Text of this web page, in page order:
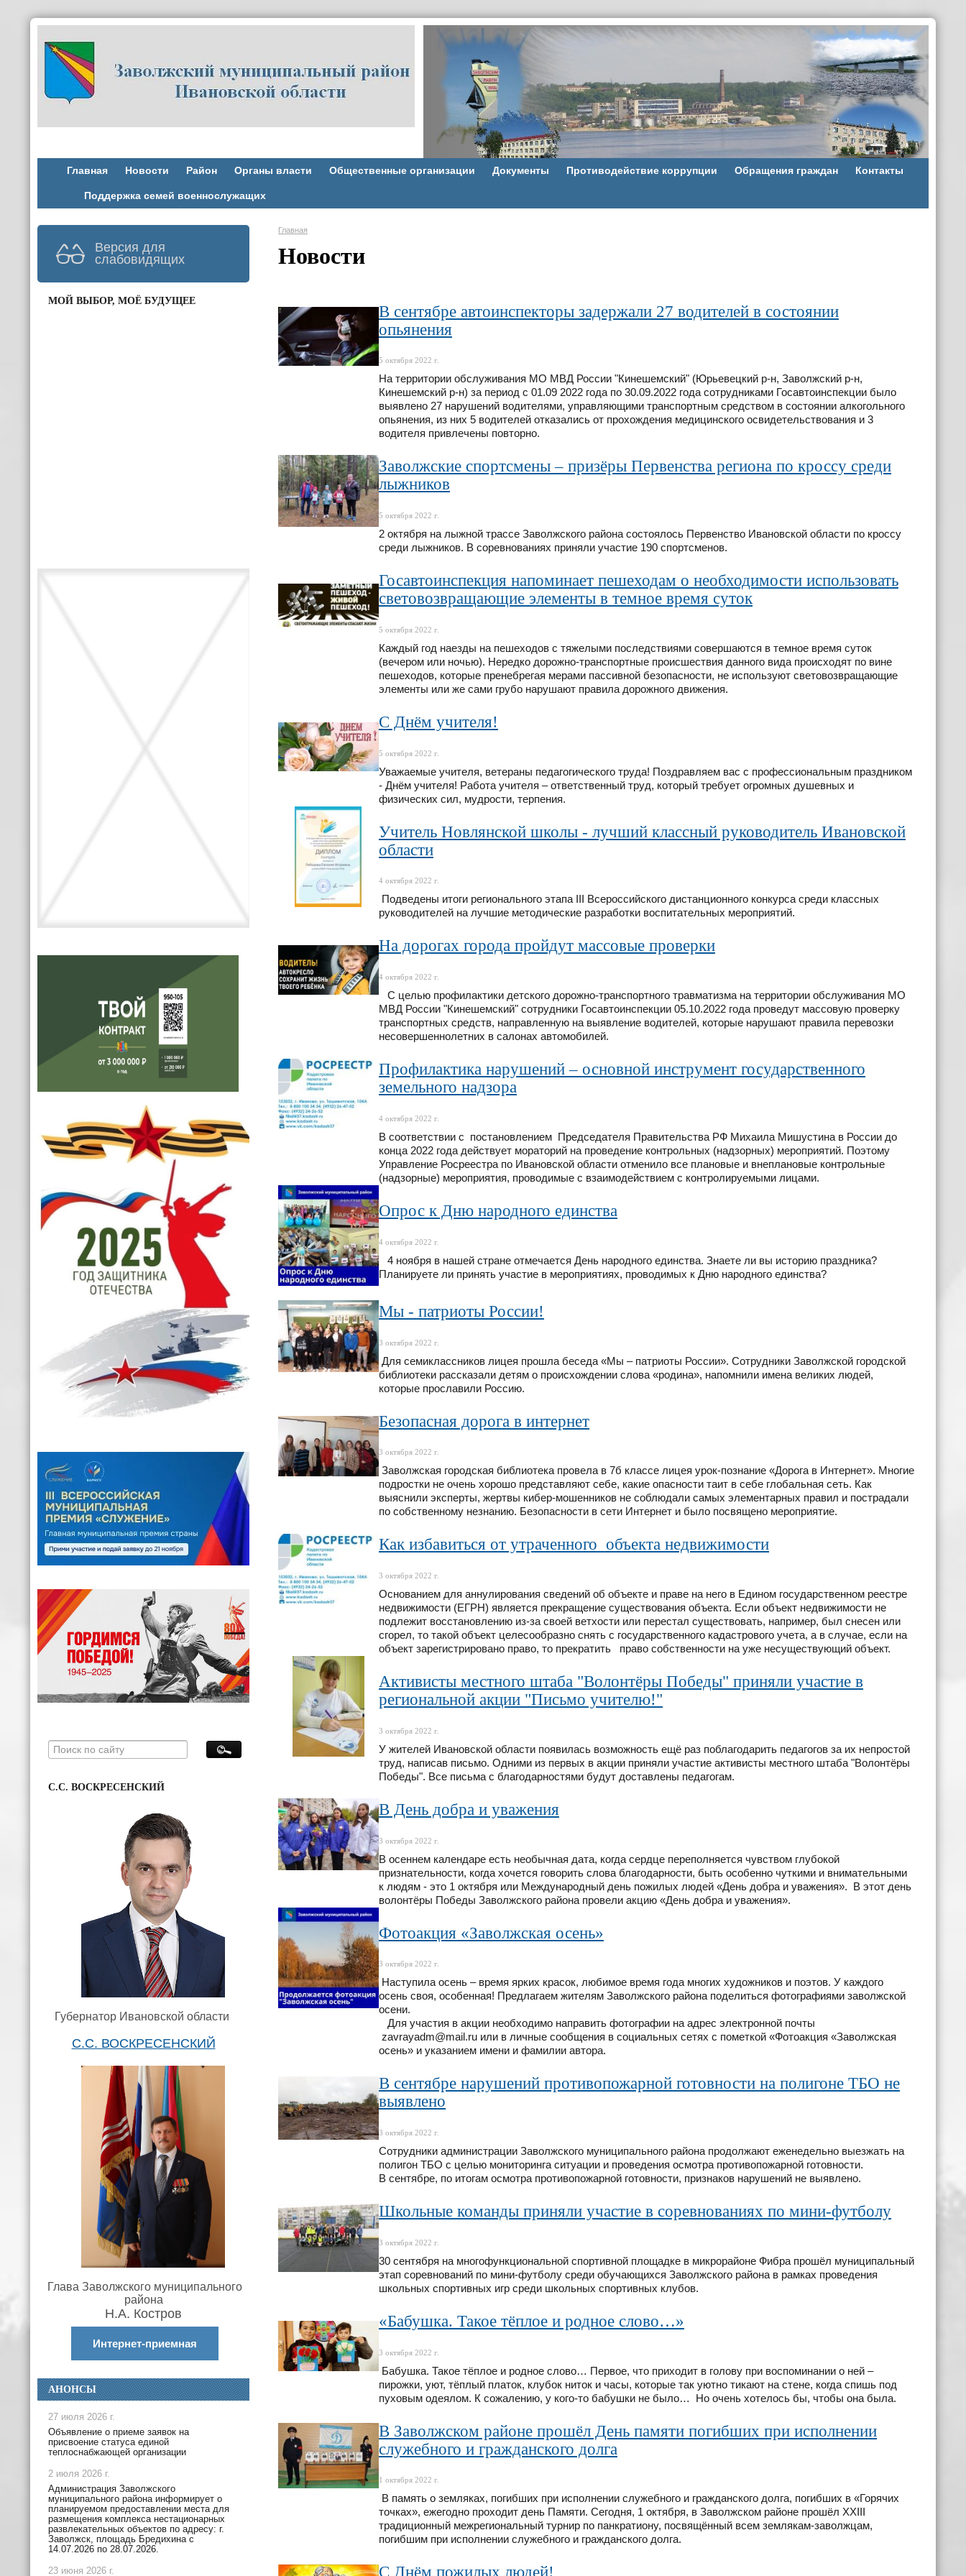
Главная Новости Район Органы власти Общественные организации Документы Противодействие коррупции Обращения граждан Контакты
Поддержка семей военнослужащих
Версия для
слабовидящих
МОЙ ВЫБОР, МОЁ БУДУЩЕЕ
С.С. ВОСКРЕСЕНСКИЙ
Губернатор Ивановской области
С.С. ВОСКРЕСЕНСКИЙ
Глава Заволжского муниципального
района
Н.А. Костров
Интернет-приемная
АНОНСЫ
27 июля 2026 г.
Объявление о приеме заявок на
присвоение статуса единой
теплоснабжающей организации
2 июля 2026 г.
Администрация Заволжского
муниципального района информирует о
планируемом предоставлении места для
размещения комплекса нестационарных
развлекательных объектов по адресу: г.
Заволжск, площадь Бредихина с
14.07.2026 по 28.07.2026.
23 июня 2026 г.
Главная
Новости
В сентябре автоинспекторы задержали 27 водителей в состоянии
опьянения
5 октября 2022 г.
На территории обслуживания МО МВД России "Кинешемский" (Юрьевецкий р-н, Заволжский р-н,
Кинешемский р-н) за период с 01.09 2022 года по 30.09.2022 года сотрудниками Госавтоинспекции было
выявлено 27 нарушений водителями, управляющими транспортным средством в состоянии алкогольного
опьянения, из них 5 водителей отказались от прохождения медицинского освидетельствования и 3
водителя привлечены повторно.
Заволжские спортсмены – призёры Первенства региона по кроссу среди
лыжников
5 октября 2022 г.
2 октября на лыжной трассе Заволжского района состоялось Первенство Ивановской области по кроссу
среди лыжников. В соревнованиях приняли участие 190 спортсменов.
Госавтоинспекция напоминает пешеходам о необходимости использовать
световозвращающие элементы в темное время суток
5 октября 2022 г.
Каждый год наезды на пешеходов с тяжелыми последствиями совершаются в темное время суток
(вечером или ночью). Нередко дорожно-транспортные происшествия данного вида происходят по вине
пешеходов, которые пренебрегая мерами пассивной безопасности, не используют световозвращающие
элементы или же сами грубо нарушают правила дорожного движения.
С Днём учителя!
5 октября 2022 г.
Уважаемые учителя, ветераны педагогического труда! Поздравляем вас с профессиональным праздником
- Днём учителя! Работа учителя – ответственный труд, который требует огромных душевных и
физических сил, мудрости, терпения.
Учитель Новлянской школы - лучший классный руководитель Ивановской
области
4 октября 2022 г.
Подведены итоги регионального этапа III Всероссийского дистанционного конкурса среди классных
руководителей на лучшие методические разработки воспитательных мероприятий.
На дорогах города пройдут массовые проверки
4 октября 2022 г.
С целью профилактики детского дорожно-транспортного травматизма на территории обслуживания МО
МВД России "Кинешемский" сотрудники Госавтоинспекции 05.10.2022 года проведут массовую проверку
транспортных средств, направленную на выявление водителей, которые нарушают правила перевозки
несовершеннолетних в салонах автомобилей.
Профилактика нарушений – основной инструмент государственного
земельного надзора
4 октября 2022 г.
В соответствии с постановлением Председателя Правительства РФ Михаила Мишустина в России до
конца 2022 года действует мораторий на проведение контрольных (надзорных) мероприятий. Поэтому
Управление Росреестра по Ивановской области отменило все плановые и внеплановые контрольные
(надзорные) мероприятия, проводимые с взаимодействием с контролируемыми лицами.
Опрос к Дню народного единства
4 октября 2022 г.
4 ноября в нашей стране отмечается День народного единства. Знаете ли вы историю праздника?
Планируете ли принять участие в мероприятиях, проводимых к Дню народного единства?
Мы - патриоты России!
3 октября 2022 г.
Для семиклассников лицея прошла беседа «Мы – патриоты России». Сотрудники Заволжской городской
библиотеки рассказали детям о происхождении слова «родина», напомнили имена великих людей,
которые прославили Россию.
Безопасная дорога в интернет
3 октября 2022 г.
Заволжская городская библиотека провела в 7б классе лицея урок-познание «Дорога в Интернет». Многие
подростки не очень хорошо представляют себе, какие опасности таит в себе глобальная сеть. Как
выяснили эксперты, жертвы кибер-мошенников не соблюдали самых элементарных правил и пострадали
по собственному незнанию. Безопасности в сети Интернет и было посвящено мероприятие.
Как избавиться от утраченного объекта недвижимости
3 октября 2022 г.
Основанием для аннулирования сведений об объекте и праве на него в Едином государственном реестре
недвижимости (ЕГРН) является прекращение существования объекта. Если объект недвижимости не
подлежит восстановлению из-за своей ветхости или перестал существовать, например, был снесен или
сгорел, то такой объект целесообразно снять с государственного кадастрового учета, а в случае, если на
объект зарегистрировано право, то прекратить право собственности на уже несуществующий объект.
Активисты местного штаба "Волонтёры Победы" приняли участие в
региональной акции "Письмо учителю!"
3 октября 2022 г.
У жителей Ивановской области появилась возможность ещё раз поблагодарить педагогов за их непростой
труд, написав письмо. Одними из первых в акции приняли участие активисты местного штаба "Волонтёры
Победы". Все письма с благодарностями будут доставлены педагогам.
В День добра и уважения
3 октября 2022 г.
В осеннем календаре есть необычная дата, когда сердце переполняется чувством глубокой
признательности, когда хочется говорить слова благодарности, быть особенно чуткими и внимательными
к людям - это 1 октября или Международный день пожилых людей «День добра и уважения». В этот день
волонтёры Победы Заволжского района провели акцию «День добра и уважения».
Фотоакция «Заволжская осень»
3 октября 2022 г.
Наступила осень – время ярких красок, любимое время года многих художников и поэтов. У каждого
осень своя, особенная! Предлагаем жителям Заволжского района поделиться фотографиями заволжской
осени.
Для участия в акции необходимо направить фотографии на адрес электронной почты
zavrayadm@mail.ru или в личные сообщения в социальных сетях с пометкой «Фотоакция «Заволжская
осень» и указанием имени и фамилии автора.
В сентябре нарушений противопожарной готовности на полигоне ТБО не
выявлено
3 октября 2022 г.
Сотрудники администрации Заволжского муниципального района продолжают еженедельно выезжать на
полигон ТБО с целью мониторинга ситуации и проведения осмотра противопожарной готовности.
В сентябре, по итогам осмотра противопожарной готовности, признаков нарушений не выявлено.
Школьные команды приняли участие в соревнованиях по мини-футболу
3 октября 2022 г.
30 сентября на многофункциональной спортивной площадке в микрорайоне Фибра прошёл муниципальный
этап соревнований по мини-футболу среди обучающихся Заволжского района в рамках проведения
школьных спортивных игр среди школьных спортивных клубов.
«Бабушка. Такое тёплое и родное слово…»
3 октября 2022 г.
Бабушка. Такое тёплое и родное слово… Первое, что приходит в голову при воспоминании о ней –
пирожки, уют, тёплый платок, клубок ниток и часы, которые так уютно тикают на стене, когда спишь под
пуховым одеялом. К сожалению, у кого-то бабушки не было… Но очень хотелось бы, чтобы она была.
В Заволжском районе прошёл День памяти погибших при исполнении
служебного и гражданского долга
1 октября 2022 г.
В память о земляках, погибших при исполнении служебного и гражданского долга, погибших в «Горячих
точках», ежегодно проходит день Памяти. Сегодня, 1 октября, в Заволжском районе прошёл XXIII
традиционный межрегиональный турнир по панкратиону, посвящённый всем землякам-заволжцам,
погибшим при исполнении служебного и гражданского долга.
С Днём пожилых людей!